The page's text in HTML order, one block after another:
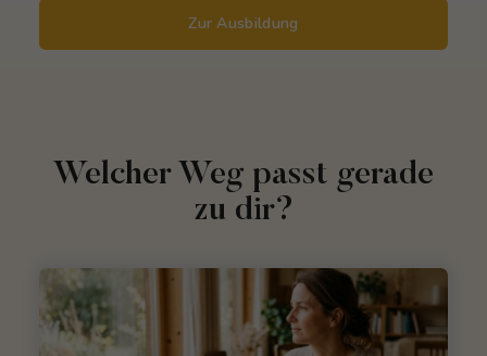
Zur Ausbildung
Welcher Weg passt gerade
zu dir?